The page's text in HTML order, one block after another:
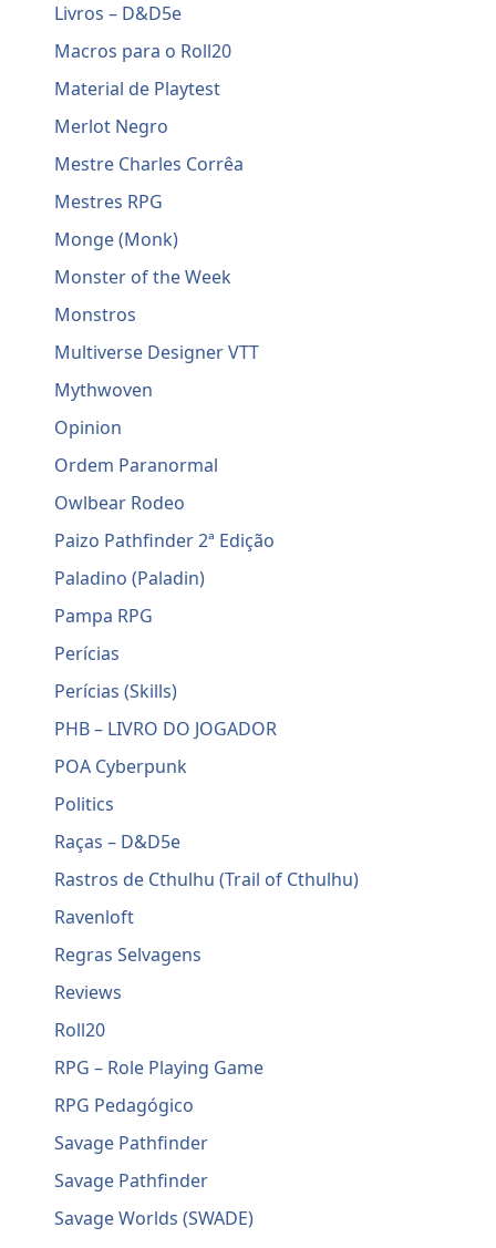
Livros – D&D5e
Macros para o Roll20
Material de Playtest
Merlot Negro
Mestre Charles Corrêa
Mestres RPG
Monge (Monk)
Monster of the Week
Monstros
Multiverse Designer VTT
Mythwoven
Opinion
Ordem Paranormal
Owlbear Rodeo
Paizo Pathfinder 2ª Edição
Paladino (Paladin)
Pampa RPG
Perícias
Perícias (Skills)
PHB – LIVRO DO JOGADOR
POA Cyberpunk
Politics
Raças – D&D5e
Rastros de Cthulhu (Trail of Cthulhu)
Ravenloft
Regras Selvagens
Reviews
Roll20
RPG – Role Playing Game
RPG Pedagógico
Savage Pathfinder
Savage Pathfinder
Savage Worlds (SWADE)